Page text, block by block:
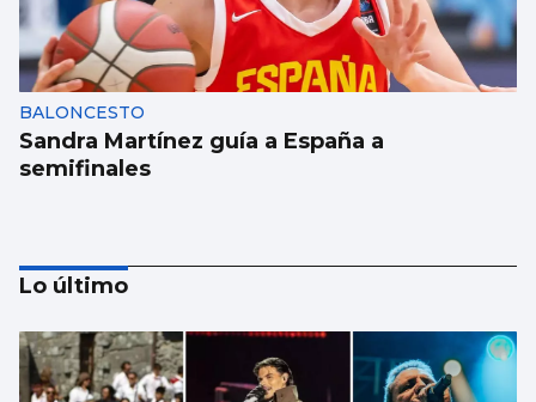
BALONCESTO
Sandra Martínez guía a España a
semifinales
Lo último